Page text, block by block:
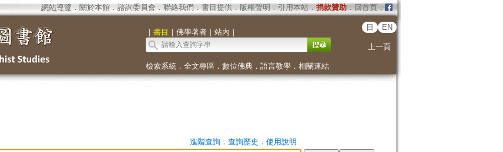
網站導覽 ． 關於本館． 諮詢委員會． 聯絡我們 ． 書目提供． 版權聲明 ． 引用本站． 捐款贊助．回首頁．
｜ 書目 ｜ 佛學著者｜ 站內 ｜
日 EN
上一頁
檢索系統． 全文專區 ． 數位佛典． 語言教學． 相關連結
進階查詢． 查詢歷史 ． 使用說明